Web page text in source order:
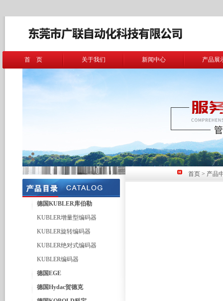
首 页 关于我们 新闻中心 产品展
德国KUBLER库伯勒
KUBLER增量型编码器
KUBLER旋转编码器
KUBLER绝对式编码器
KUBLER编码器
德国EGE
德国Hydac贺德克
首页 > 产品